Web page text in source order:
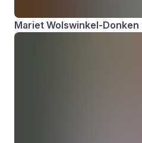
Mariet Wolswinkel-Donken